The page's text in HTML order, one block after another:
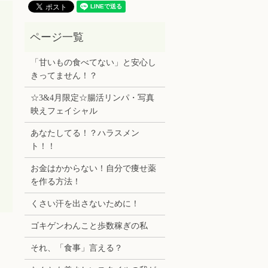
「甘いもの食べてない」と安心し
きってません！？
☆3&4月限定☆腸活リンパ・写真
映えフェイシャル
あなたしてる！？ハラスメン
ト！！
お金はかからない！自分で痩せ薬
を作る方法！
くさい汗を出さないために！
ゴキゲンわんこと歩数稼ぎの私
それ、「食事」言える？